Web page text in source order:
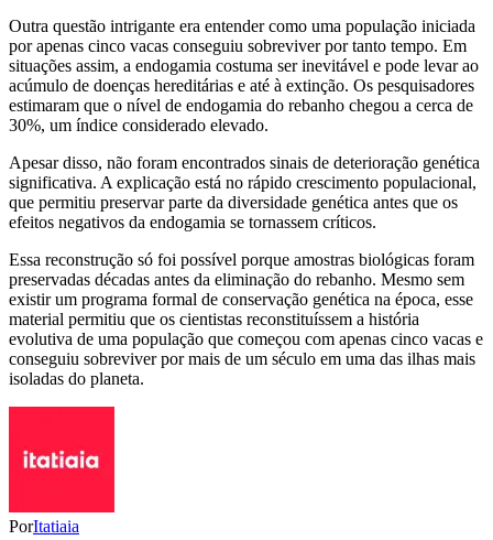
Outra questão intrigante era entender como uma população iniciada
por apenas cinco vacas conseguiu sobreviver por tanto tempo. Em
situações assim, a endogamia costuma ser inevitável e pode levar ao
acúmulo de doenças hereditárias e até à extinção. Os pesquisadores
estimaram que o nível de endogamia do rebanho chegou a cerca de
30%, um índice considerado elevado.
Apesar disso, não foram encontrados sinais de deterioração genética
significativa. A explicação está no rápido crescimento populacional,
que permitiu preservar parte da diversidade genética antes que os
efeitos negativos da endogamia se tornassem críticos.
Essa reconstrução só foi possível porque amostras biológicas foram
preservadas décadas antes da eliminação do rebanho. Mesmo sem
existir um programa formal de conservação genética na época, esse
material permitiu que os cientistas reconstituíssem a história
evolutiva de uma população que começou com apenas cinco vacas e
conseguiu sobreviver por mais de um século em uma das ilhas mais
isoladas do planeta.
PorItatiaia